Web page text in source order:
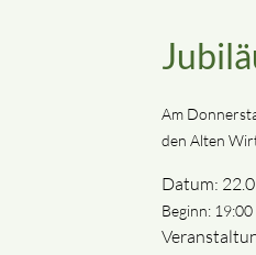
Am
den Alten
Datum:
Beginn: